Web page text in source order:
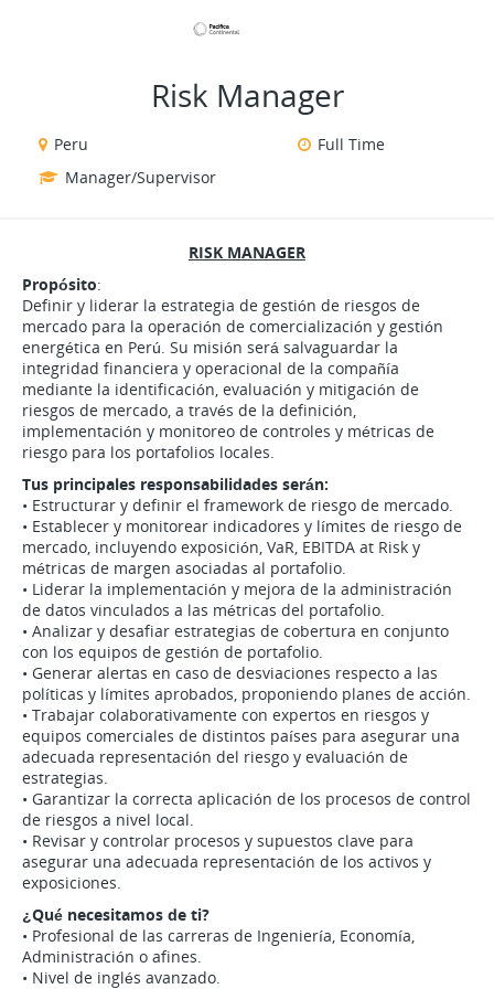
Risk Manager
Peru
Full Time
Manager/Supervisor
RISK MANAGER
Propósito:
Definir y liderar la estrategia de gestión de riesgos de
mercado para la operación de comercialización y gestión
energética en Perú. Su misión será salvaguardar la
integridad financiera y operacional de la compañía
mediante la identificación, evaluación y mitigación de
riesgos de mercado, a través de la definición,
implementación y monitoreo de controles y métricas de
riesgo para los portafolios locales.
Tus principales responsabilidades serán:
• Estructurar y definir el framework de riesgo de mercado.
• Establecer y monitorear indicadores y límites de riesgo de
mercado, incluyendo exposición, VaR, EBITDA at Risk y
métricas de margen asociadas al portafolio.
• Liderar la implementación y mejora de la administración
de datos vinculados a las métricas del portafolio.
• Analizar y desafiar estrategias de cobertura en conjunto
con los equipos de gestión de portafolio.
• Generar alertas en caso de desviaciones respecto a las
políticas y límites aprobados, proponiendo planes de acción.
• Trabajar colaborativamente con expertos en riesgos y
equipos comerciales de distintos países para asegurar una
adecuada representación del riesgo y evaluación de
estrategias.
• Garantizar la correcta aplicación de los procesos de control
de riesgos a nivel local.
• Revisar y controlar procesos y supuestos clave para
asegurar una adecuada representación de los activos y
exposiciones.
¿Qué necesitamos de ti?
• Profesional de las carreras de Ingeniería, Economía,
Administración o afines.
• Nivel de inglés avanzado.